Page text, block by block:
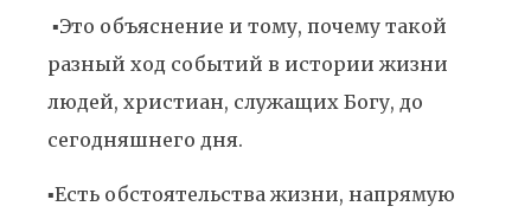
▪️Это объяснение и тому, почему такой
разный ход событий в истории жизни
людей, христиан, служащих Богу, до
сегодняшнего дня.
▪️Есть обстоятельства жизни, напрямую